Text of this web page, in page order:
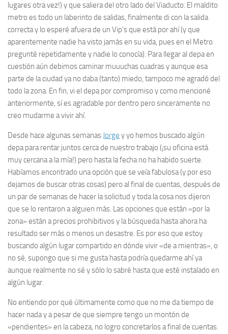
lugares otra vez!) y que saliera del otro lado del Viaducto. El maldito
metro es todo un laberinto de salidas, finalmente di con la salida
correcta y lo esperé afuera de un Vip’s que está por ahí (y que
aparentemente nadie ha visto jamás en su vida, pues en el Metro
pregunté repetidamente y nadie lo conocía). Para llegar al depa en
cuestión aún debimos caminar muuuchas cuadras y aunque esa
parte de la ciudad ya no daba (tanto) miedo, tampoco me agradó del
todo la zona. En fin, vi el depa por compromiso y como mencioné
anteriormente, sí es agradable por dentro pero sinceramente no
creo mudarme a vivir ahí.
Desde hace algunas semanas Jorge y yo hemos buscado algún
depa para rentar juntos cerca de nuestro trabajo (¡su oficina está
muy cercana a la mía!) pero hasta la fecha no ha habido suerte.
Habíamos encontrado una opción que se veía fabulosa (y por eso
dejamos de buscar otras cosas) pero al final de cuentas, después de
un par de semanas de hacer la solicitud y toda la cosa nos dijeron
que se lo rentaron a alguien más. Las opciones que están «por la
zona» están a precios prohibitivos y la búsqueda hasta ahora ha
resultado ser más o menos un desastre. Es por eso que estoy
buscando algún lugar compartido en dónde vivir «de a mientras», o
no sé, supongo que si me gusta hasta podría quedarme ahí ya
aunque realmente no sé y sólo lo sabré hasta que esté instalado en
algún lugar.
No entiendo por qué últimamente como que no me da tiempo de
hacer nada y a pesar de que siempre tengo un montón de
«pendientes» en la cabeza, no logro concretarlos a final de cuentas.